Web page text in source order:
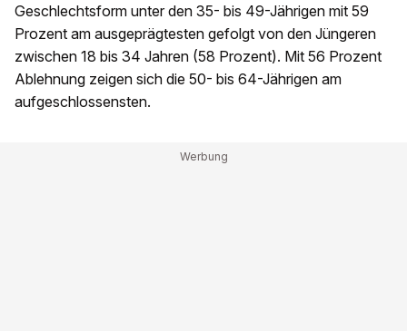
Geschlechtsform unter den 35- bis 49-Jährigen mit 59
Prozent am ausgeprägtesten gefolgt von den Jüngeren
zwischen 18 bis 34 Jahren (58 Prozent). Mit 56 Prozent
Ablehnung zeigen sich die 50- bis 64-Jährigen am
aufgeschlossensten.